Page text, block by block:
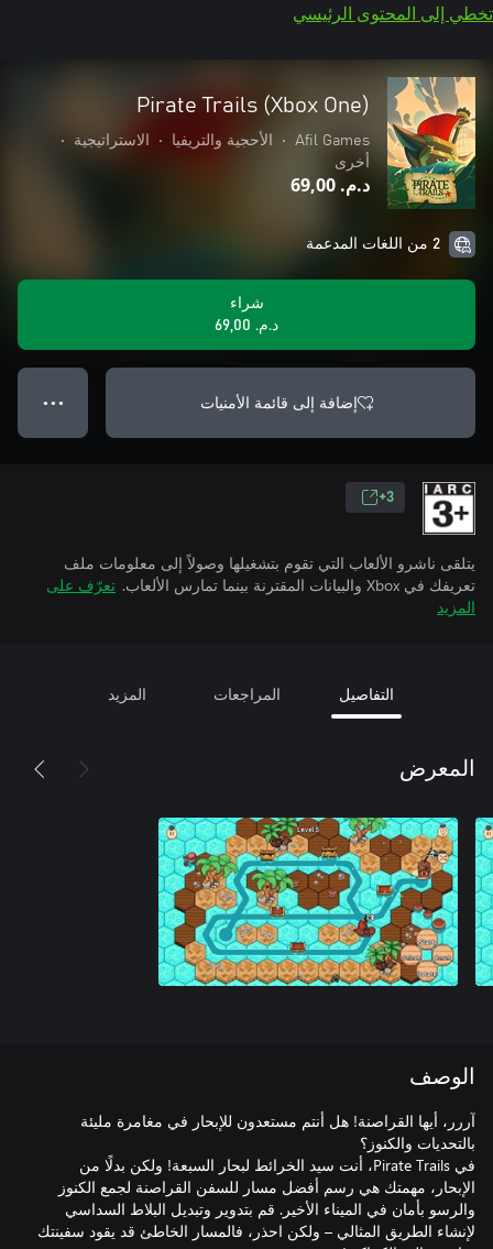
تخطي إلى المحتوى الرئيسي
Pirate Trails (Xbox One)
Afil Games
• الأحجية والتريفيا • الاستراتيجية
•
أخرى
د.م.‏ 69,00
2 من اللغات المدعمة
شراء
د.م.‏ 69,00
إضافة إلى قائمة الأمنيات ● ● ●
3+
يتلقى ناشرو الألعاب التي تقوم بتشغيلها وصولاً إلى معلومات ملف
تعريفك في Xbox والبيانات المقترنة بينما تمارس الألعاب.
تعرّف على
المزيد
التفاصيل المراجعات المزيد
المعرض
الوصف
آررر، أيها القراصنة! هل أنتم مستعدون للإبحار في مغامرة مليئة
في Pirate Trails، أنت سيد الخرائط لبحار السبعة! ولكن بدلًا من
الإبحار، مهمتك هي رسم أفضل مسار للسفن القراصنة لجمع الكنوز
والرسو بأمان في الميناء الأخير. قم بتدوير وتبديل البلاط السداسي
لإنشاء الطريق المثالي – ولكن احذر، فالمسار الخاطئ قد يقود سفينتك